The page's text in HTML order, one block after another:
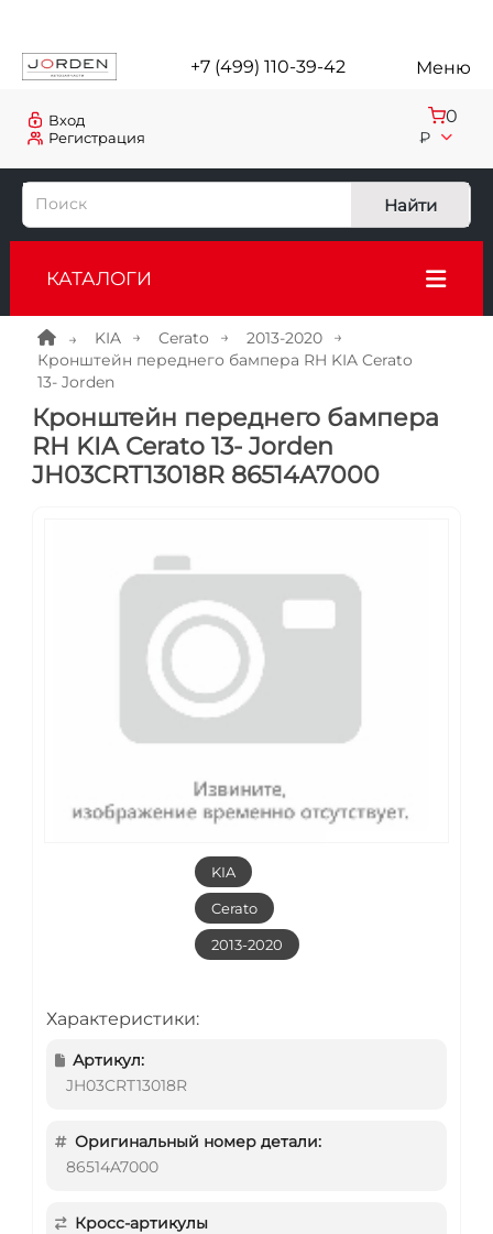
+7 (499) 110-39-42 Меню
Регистрация
Вход 0
₽
Найти
КАТАЛОГИ
KIA Cerato
2013-2020
Кронштейн переднего бампера RH KIA Cerato
13- Jorden
Кронштейн переднего бампера
RH KIA Cerato 13- Jorden
JH03CRT13018R 86514A7000
KIA
Cerato
2013-2020
Характеристики:
Артикул:
JH03CRT13018R
Оригинальный номер детали:
86514A7000
Кросс-артикулы